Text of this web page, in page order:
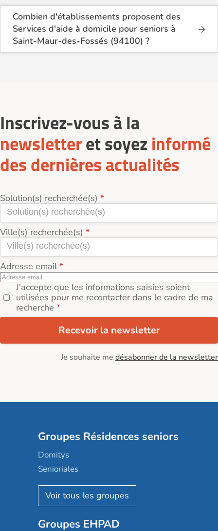
Combien d'établissements proposent des
Services d'aide à domicile pour seniors à
Saint-Maur-des-Fossés (94100) ?
Sur le site Logement-seniors.com, on recense
Inscrivez-vous à la
newsletteret soyez informé
des dernières actualités
Solution(s) recherchée(s)
Ville(s) recherchée(s)
Adresse email
J'accepte que les informations saisies soient
utilisées pour me recontacter dans le cadre de ma
recherche
Recevoir la newsletter
Je souhaite me désabonner de la newsletter
Groupes Résidences seniors
Domitys
Senioriales
Nohée
Les Résidentiels
Mobicap
Groupes EHPAD